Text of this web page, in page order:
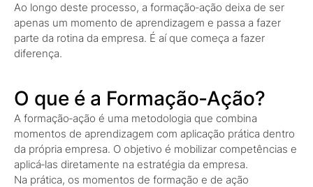
Ao longo deste processo, a formação‑ação deixa de ser
apenas um momento de aprendizagem e passa a fazer
parte da rotina da empresa. É aí que começa a fazer
diferença.
O que é a Formação‑Ação?
A formação‑ação é uma metodologia que combina
momentos de aprendizagem com aplicação prática dentro
da própria empresa. O objetivo é mobilizar competências e
aplicá‑las diretamente na estratégia da empresa.
Na prática, os momentos de formação e de ação